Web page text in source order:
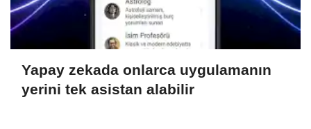
Yapay zekada onlarca uygulamanın
yerini tek asistan alabilir